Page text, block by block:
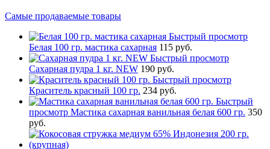
Самые продаваемые товары
Быстрый просмотр
Белая 100 гр. мастика сахарная 115 руб.
Быстрый просмотр
Сахарная пудра 1 кг. NEW 190 руб.
Быстрый просмотр
Краситель красный 100 гр. 234 руб.
Быстрый
просмотр Мастика сахарная ванильная белая 600 гр. 350
руб.